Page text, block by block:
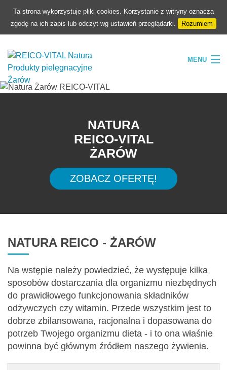
Ta strona wykorzystuje pliki cookies. Korzystanie z witryny oznacza
zgodę na ich zapis lub odczyt wg ustawień przeglądarki.
Rozumiem
MENU
HOME
NATURA
REICO-VITAL
ŻARÓW
ZOBACZ OFERTĘ!
NATURA REICO - ŻARÓW
Na wstępie należy powiedzieć, że występuje kilka
sposobów dostarczania dla organizmu niezbędnych
do prawidłowego funkcjonowania składników
odżywczych czy witamin. Przede wszystkim jest to
dobrze zbilansowana, racjonalna i dopasowana do
potrzeb Twojego organizmu dieta - i to ona właśnie
powinna być głównym źródłem naszego żywienia.